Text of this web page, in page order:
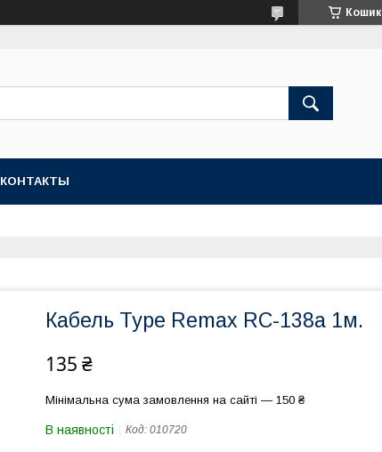
Кошик
КОНТАКТЫ
Кабель Type Remax RC-138a 1м.
135 ₴
Мінімальна сума замовлення на сайті — 150 ₴
В наявності Код: 010720